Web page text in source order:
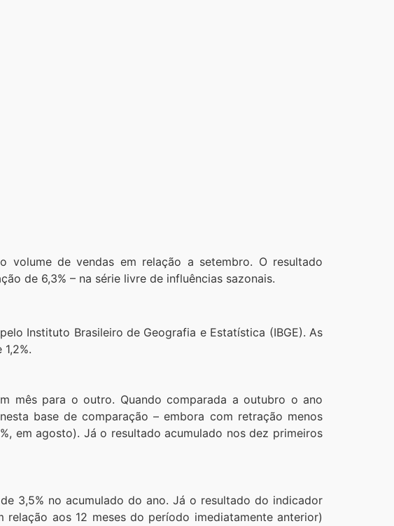
de vendas em relação a setembro. O resultado
de 6,3% – na série livre de influências sazonais.
Instituto Brasileiro de Geografia e Estatística (IBGE). As
mês para o outro. Quando comparada a outubro o ano
base de comparação – embora com retração menos
em agosto). Já o resultado acumulado nos dez primeiros
3,5% no acumulado do ano. Já o resultado do indicador
aos 12 meses do período imediatamente anterior)